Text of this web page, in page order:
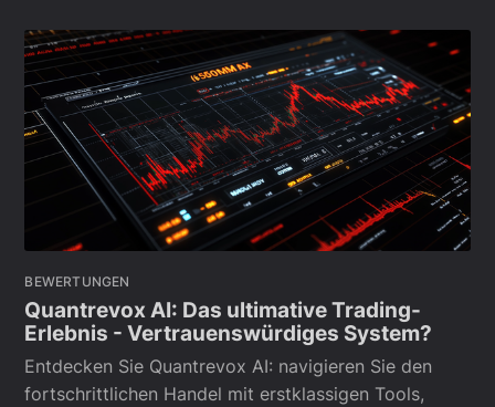
BEWERTUNGEN
Quantrevox AI: Das ultimative Trading-
Erlebnis - Vertrauenswürdiges System?
Entdecken Sie Quantrevox AI: navigieren Sie den
fortschrittlichen Handel mit erstklassigen Tools,